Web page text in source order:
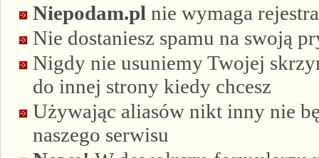
Niepodam.pl nie wymaga
Nie dostaniesz spamu na swoją
Nigdy nie usuniemy Twojej
do innej strony kiedy chcesz
Używając aliasów nikt inny nie
naszego serwisu